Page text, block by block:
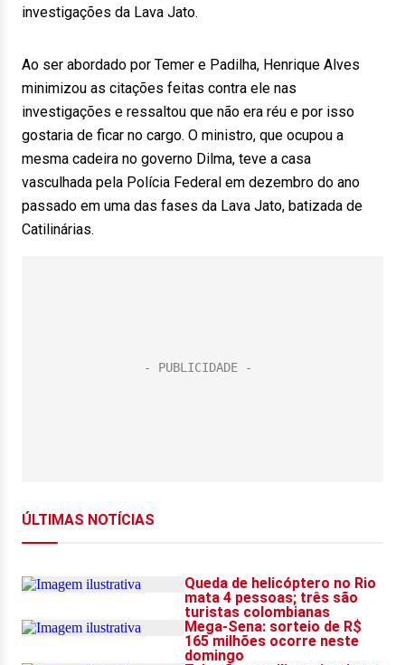
investigações da Lava Jato.
Ao ser abordado por Temer e Padilha, Henrique Alves
minimizou as citações feitas contra ele nas
investigações e ressaltou que não era réu e por isso
gostaria de ficar no cargo. O ministro, que ocupou a
mesma cadeira no governo Dilma, teve a casa
vasculhada pela Polícia Federal em dezembro do ano
passado em uma das fases da Lava Jato, batizada de
Catilinárias.